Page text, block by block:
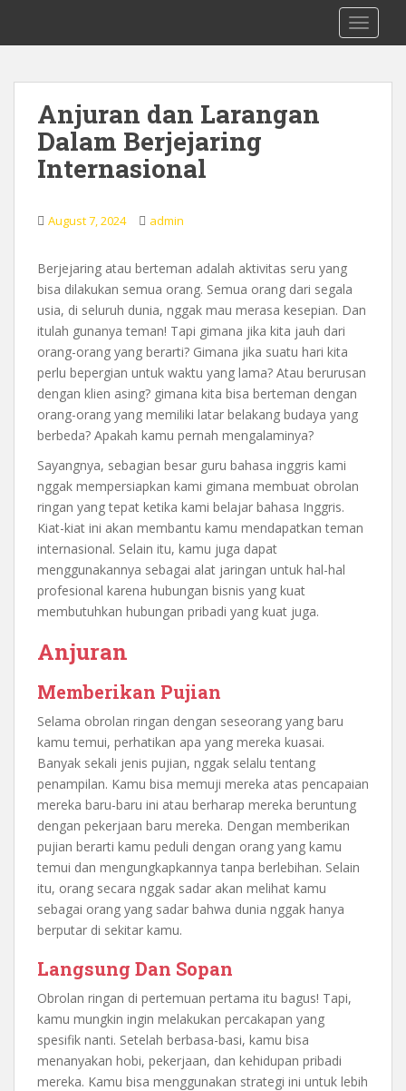
i
0878 8705 9305 Kursus Bahasa Inggis
dari Dasar Untuk Pemula Mataram
Anjuran dan Larangan
Dalam Berjejaring
Internasional
August 7, 2024 admin
Berjejaring atau berteman adalah aktivitas seru yang
bisa dilakukan semua orang. Semua orang dari segala
usia, di seluruh dunia, nggak mau merasa kesepian. Dan
itulah gunanya teman! Tapi gimana jika kita jauh dari
orang-orang yang berarti? Gimana jika suatu hari kita
perlu bepergian untuk waktu yang lama? Atau berurusan
dengan klien asing? gimana kita bisa berteman dengan
orang-orang yang memiliki latar belakang budaya yang
berbeda? Apakah kamu pernah mengalaminya?
Sayangnya, sebagian besar guru bahasa inggris kami
nggak mempersiapkan kami gimana membuat obrolan
ringan yang tepat ketika kami belajar bahasa Inggris.
Kiat-kiat ini akan membantu kamu mendapatkan teman
internasional. Selain itu, kamu juga dapat
menggunakannya sebagai alat jaringan untuk hal-hal
profesional karena hubungan bisnis yang kuat
membutuhkan hubungan pribadi yang kuat juga.
Anjuran
Memberikan Pujian
Selama obrolan ringan dengan seseorang yang baru
kamu temui, perhatikan apa yang mereka kuasai.
Banyak sekali jenis pujian, nggak selalu tentang
penampilan. Kamu bisa memuji mereka atas pencapaian
mereka baru-baru ini atau berharap mereka beruntung
dengan pekerjaan baru mereka. Dengan memberikan
pujian berarti kamu peduli dengan orang yang kamu
temui dan mengungkapkannya tanpa berlebihan. Selain
itu, orang secara nggak sadar akan melihat kamu
sebagai orang yang sadar bahwa dunia nggak hanya
berputar di sekitar kamu.
Langsung Dan Sopan
Obrolan ringan di pertemuan pertama itu bagus! Tapi,
kamu mungkin ingin melakukan percakapan yang
spesifik nanti. Setelah berbasa-basi, kamu bisa
menanyakan hobi, pekerjaan, dan kehidupan pribadi
mereka. Kamu bisa menggunakan strategi ini untuk lebih